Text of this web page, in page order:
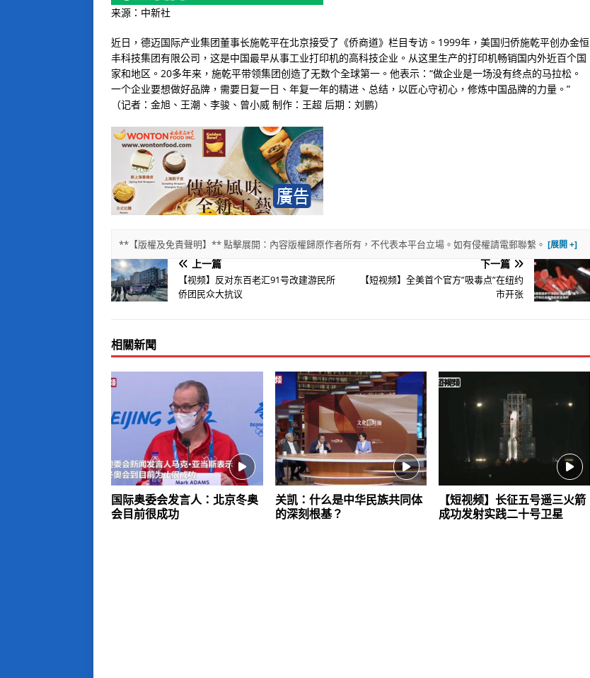
来源：中新社
近日，德迈国际产业集团董事长施乾平在北京接受了《侨商道》栏目专访。1999年，美国归侨施乾平创办金恒
丰科技集团有限公司，这是中国最早从事工业打印机的高科技企业。从这里生产的打印机畅销国内外近百个国
家和地区。20多年来，施乾平带领集团创造了无数个全球第一。他表示：“做企业是一场没有终点的马拉松。
一个企业要想做好品牌，需要日复一日、年复一年的精进、总结，以匠心守初心，修炼中国品牌的力量。”
（记者：金旭、王潮、李骏、曾小威 制作：王超 后期：刘鹏）
**【版權及免責聲明】** 點擊展開：內容版權歸原作者所有，不代表本平台立場。如有侵權請電郵聯繫。
上一篇
【视频】反对东百老汇91号改建游民所
侨团民众大抗议
下一篇
【短视频】全美首个官方”吸毒点”在纽约
市开张
相關新聞
国际奥委会发言人：北京冬奥
会目前很成功
关凯：什么是中华民族共同体
的深刻根基？
【短视频】长征五号遥三火箭
成功发射实践二十号卫星